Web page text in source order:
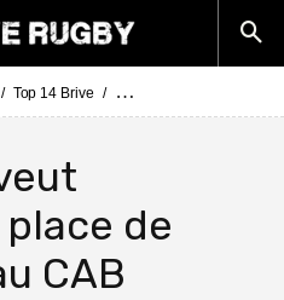
Top 14 Brive Top 14 La Rochelle -
de
CAB